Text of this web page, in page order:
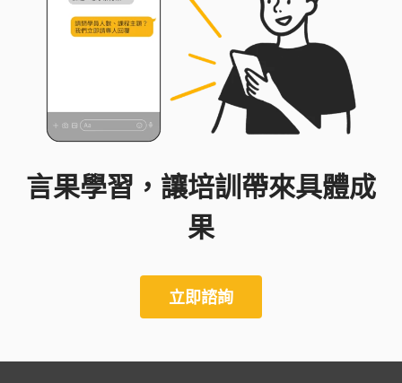
言果學習，讓培訓帶來具體成
果
立即諮詢